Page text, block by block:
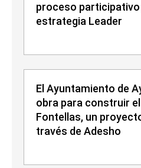
proceso
estrategia Leader
El Ayuntamiento de
obra para construir
Fontellas, un
través de Adesho